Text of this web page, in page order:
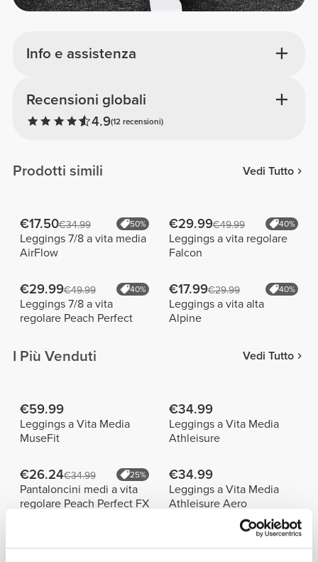
Info e assistenza
Recensioni globali
4.9(12 recensioni)
Prodotti simili Vedi Tutto
€17.50€34.99 50%
Leggings 7/8 a vita media
AirFlow
€29.99€49.99 40%
Leggings a vita regolare
Falcon
€29.99€49.99 40%
Leggings 7/8 a vita
regolare Peach Perfect
€17.99€29.99 40%
Leggings a vita alta
Alpine
I Più Venduti Vedi Tutto
€59.99
Leggings a Vita Media
MuseFit
€34.99
Leggings a Vita Media
Athleisure
€26.24€34.99 25%
Pantaloncini medi a vita
regolare Peach Perfect FX
€34.99
Leggings a Vita Media
Athleisure Aero